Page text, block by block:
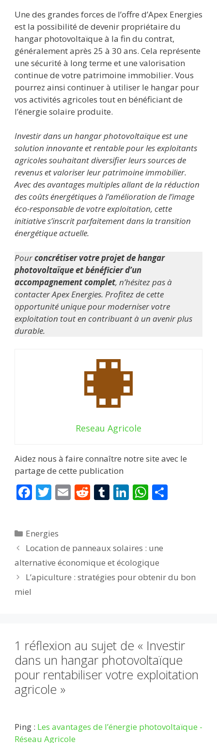
Une des grandes forces de l’offre d’Apex Energies
est la possibilité de devenir propriétaire du
hangar photovoltaïque à la fin du contrat,
généralement après 25 à 30 ans. Cela représente
une sécurité à long terme et une valorisation
continue de votre patrimoine immobilier. Vous
pourrez ainsi continuer à utiliser le hangar pour
vos activités agricoles tout en bénéficiant de
l’énergie solaire produite.
Investir dans un hangar photovoltaïque est une
solution innovante et rentable pour les exploitants
agricoles souhaitant diversifier leurs sources de
revenus et valoriser leur patrimoine immobilier.
Avec des avantages multiples allant de la réduction
des coûts énergétiques à l’amélioration de l’image
éco-responsable de votre exploitation, cette
initiative s’inscrit parfaitement dans la transition
énergétique actuelle.
Pourconcrétiser votre projet de hangar
photovoltaïque et bénéficier d’un
accompagnement complet, n’hésitez pas à
contacter Apex Energies. Profitez de cette
opportunité unique pour moderniser votre
exploitation tout en contribuant à un avenir plus
durable.
Reseau Agricole
Aidez nous à faire connaître notre site avec le
partage de cette publication
F
b
o
o
k
T
er
E R
t
T
r
Li
dI
n
W
A
p
p
Catégories
Energies
Location de panneaux solaires : une
alternative économique et écologique
L’apiculture : stratégies pour obtenir du bon
miel
1 réflexion au sujet de « Investir
dans un hangar photovoltaïque
pour rentabiliser votre exploitation
agricole »
Ping : Les avantages de l’énergie photovoltaïque -
Réseau Agricole